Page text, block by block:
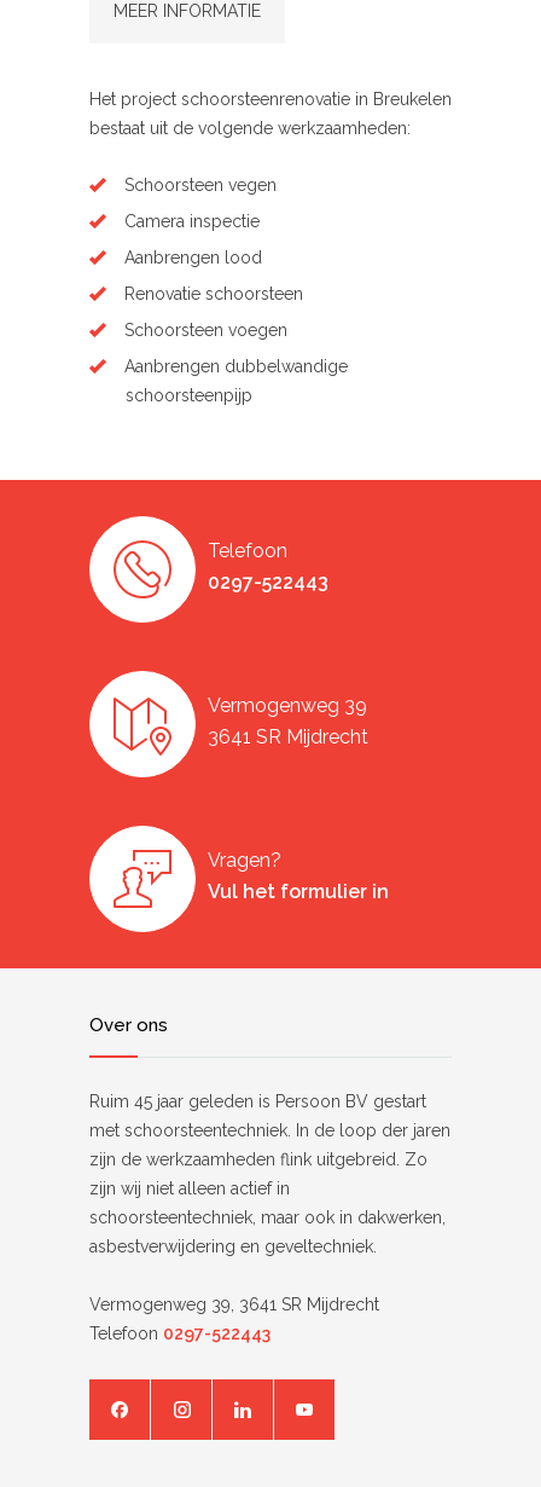
MEER INFORMATIE
Het project schoorsteenrenovatie in Breukelen
bestaat uit de volgende werkzaamheden:
Schoorsteen vegen
Camera inspectie
Aanbrengen lood
Renovatie schoorsteen
Schoorsteen voegen
Aanbrengen dubbelwandige
schoorsteenpijp
Telefoon
0297-522443
Vermogenweg 39
3641 SR Mijdrecht
Vragen?
Vul het formulier in
Over ons
Ruim 45 jaar geleden is Persoon BV gestart
met schoorsteentechniek. In de loop der jaren
zijn de werkzaamheden flink uitgebreid. Zo
zijn wij niet alleen actief in
schoorsteentechniek, maar ook in dakwerken,
asbestverwijdering en geveltechniek.
Vermogenweg 39, 3641 SR Mijdrecht
Telefoon 0297-522443